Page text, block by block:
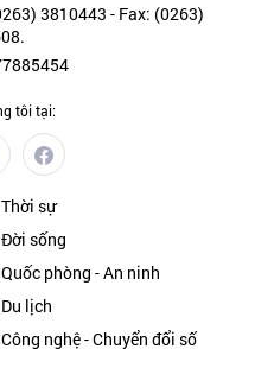
3810443 - Fax: (0263)
tôi tại:
Thời sự
Đời sống
Quốc phòng - An ninh
Du lịch
Công nghệ - Chuyển đổi số